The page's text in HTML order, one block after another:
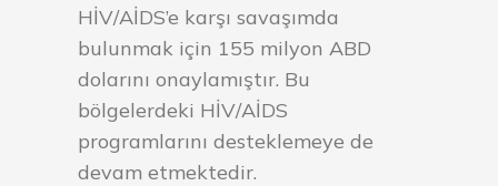
HİV/AİDS’e karşı savaşımda
bulunmak için 155 milyon ABD
dolarını onaylamıştır. Bu
bölgelerdeki HİV/AİDS
programlarını desteklemeye de
devam etmektedir.